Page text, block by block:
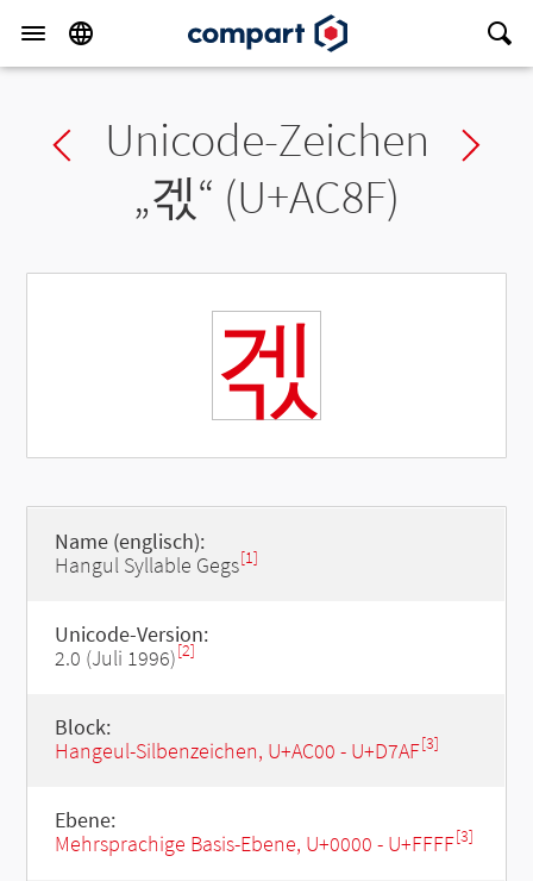
Previous char
Unicode-Zeichen
„겏“ (U+AC8F)
겏
Name (englisch):
Hangul Syllable Gegs[1]
Unicode-Version:
2.0 (Juli 1996)[2]
Block:
Hangeul-Silbenzeichen, U+AC00 - U+D7AF[3]
Ebene:
Mehrsprachige Basis-Ebene, U+0000 - U+FFFF[3]